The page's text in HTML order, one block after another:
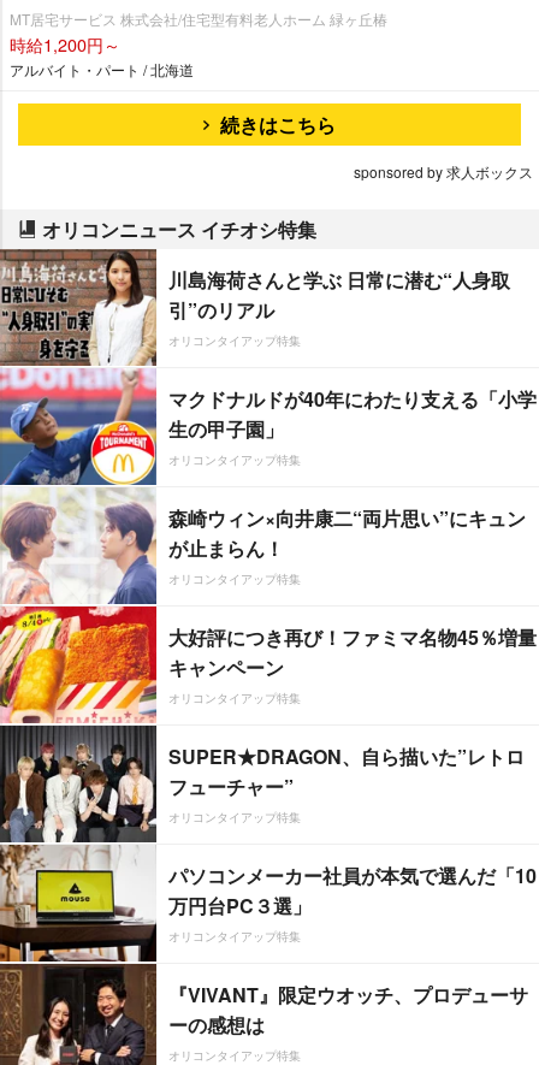
MT居宅サービス 株式会社/住宅型有料老人ホーム 緑ヶ丘椿
時給1,200円～
アルバイト・パート / 北海道
続きはこちら
sponsored by 求人ボックス
オリコンニュース イチオシ特集
川島海荷さんと学ぶ 日常に潜む“人身取
引”のリアル
オリコンタイアップ特集
マクドナルドが40年にわたり支える「小学
生の甲子園」
オリコンタイアップ特集
森崎ウィン×向井康二“両片思い”にキュン
が止まらん！
オリコンタイアップ特集
大好評につき再び！ファミマ名物45％増量
キャンペーン
オリコンタイアップ特集
SUPER★DRAGON、自ら描いた”レトロ
フューチャー”
オリコンタイアップ特集
パソコンメーカー社員が本気で選んだ「10
万円台PC３選」
オリコンタイアップ特集
『VIVANT』限定ウオッチ、プロデューサ
ーの感想は
オリコンタイアップ特集